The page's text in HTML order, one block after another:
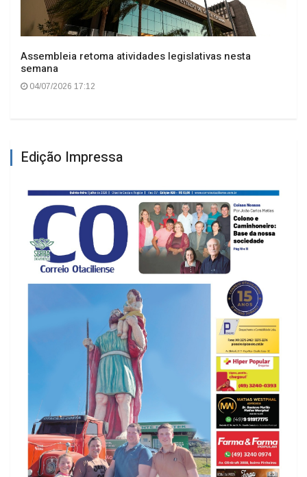
Assembleia retoma atividades legislativas nesta
semana
04/07/2026 17:12
Edição Impressa